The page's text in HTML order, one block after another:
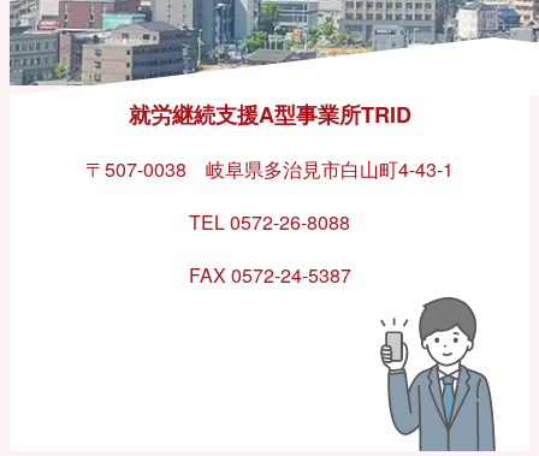
就労継続支援A型事業所TRID
〒507-0038 岐阜県多治見市白山町4-43-1
TEL 0572-26-8088
FAX 0572-24-5387